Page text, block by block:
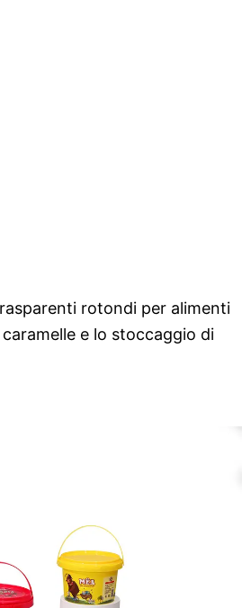
rotondi per alimenti
e lo stoccaggio di